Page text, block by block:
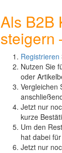
Als B2B
steigern
Registrieren
Nutzen Sie
oder
Vergleichen
Jetzt nur
kurze
Um den
hat dabei
Jetzt nur